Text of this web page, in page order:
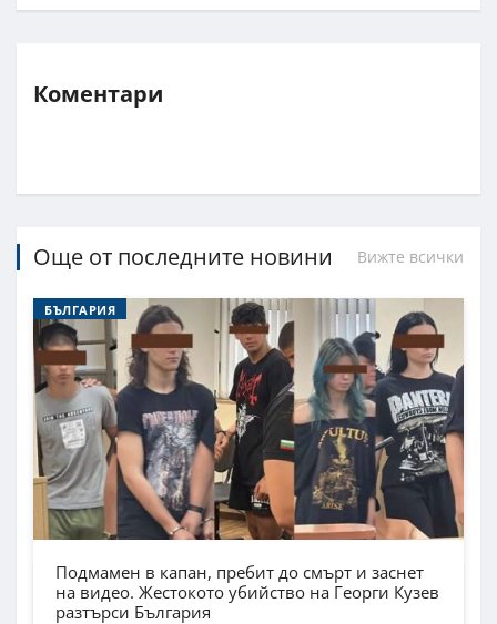
Коментари
Още от последните новини Вижте всички
БЪЛГАРИЯ
Подмамен в капан, пребит до смърт и заснет
на видео. Жестокото убийство на Георги Кузев
разтърси България